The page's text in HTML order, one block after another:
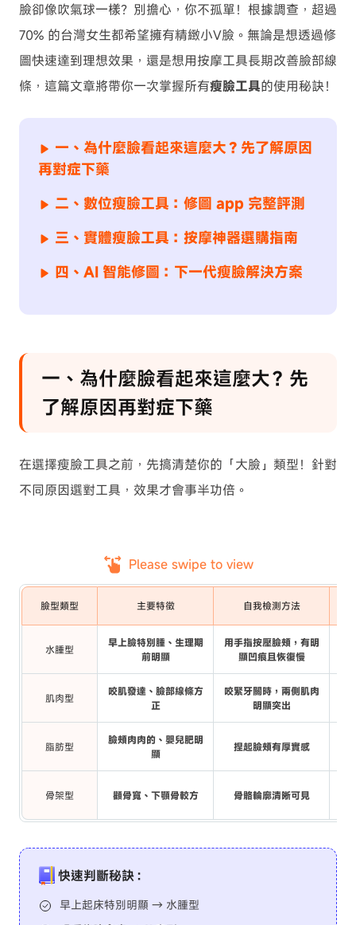
臉卻像吹氣球一樣？別擔心，你不孤單！根據調查，超過
70% 的台灣女生都希望擁有精緻小V臉。無論是想透過修
圖快速達到理想效果，還是想用按摩工具長期改善臉部線
條，這篇文章將帶你一次掌握所有瘦臉工具的使用秘訣！
一、為什麼臉看起來這麼大？先了解原因
再對症下藥
二、數位瘦臉工具：修圖 app 完整評測
三、實體瘦臉工具：按摩神器選購指南
四、AI 智能修圖：下一代瘦臉解決方案
一、為什麼臉看起來這麼大？先
了解原因再對症下藥
在選擇瘦臉工具之前，先搞清楚你的「大臉」類型！針對
不同原因選對工具，效果才會事半功倍。
Please swipe to view
臉型類型 主要特徵 自我檢測方法
水腫型
早上臉特別腫、生理期
前明顯
用手指按壓臉頰，有明
顯凹痕且恢復慢
肌肉型
咬肌發達、臉部線條方
正
咬緊牙關時，兩側肌肉
明顯突出
脂肪型
臉頰肉肉的、嬰兒肥明
顯
捏起臉頰有厚實感
骨架型 顴骨寬、下顎骨較方 骨骼輪廓清晰可見
快速判斷秘訣：
早上起床特別明顯 → 水腫型